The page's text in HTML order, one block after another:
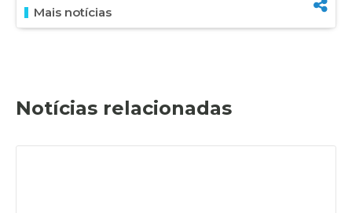
Mais notícias
Notícias relacionadas